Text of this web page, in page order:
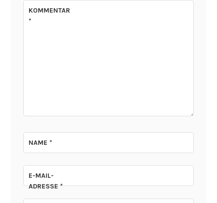
KOMMENTAR
*
NAME*
E-MAIL-
ADRESSE*